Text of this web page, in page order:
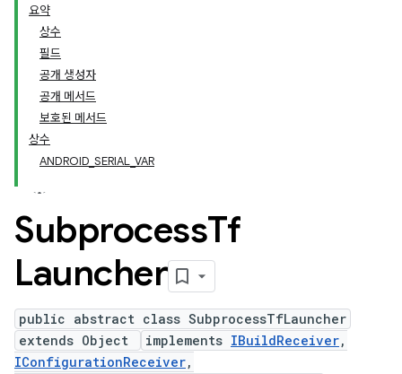
요약
상수
필드
공개 생성자
공개 메서드
보호된 메서드
상수
ANDROID_SERIAL_VAR
SubprocessTf
Launcher
public abstract class SubprocessTfLauncher
extends Object
implements IBuildReceiver,
IConfigurationReceiver,